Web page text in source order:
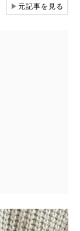
▶元記事を見る